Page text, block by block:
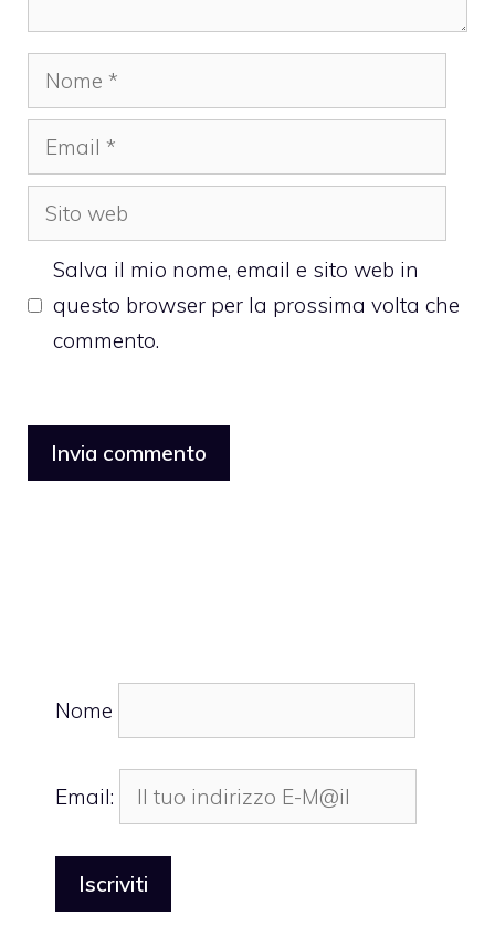
Nome
Email
Sito
web
Salva il mio nome, email e sito web in
questo browser per la prossima volta che
commento.
Nome
Email: